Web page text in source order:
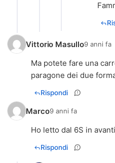
Vittorio Masullo9 anni fa
Ma potete fare una
paragone dei due
Rispondi
Marco9 anni fa
Ho letto dal 6S in
Rispondi